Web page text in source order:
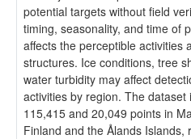
potential targets without field
timing, seasonality, and time of
affects the perceptible activities
structures. Ice conditions, tree
water turbidity may affect
activities by region. The dataset
115,415 and 20,049 points in
Finland and the Ålands Islands,